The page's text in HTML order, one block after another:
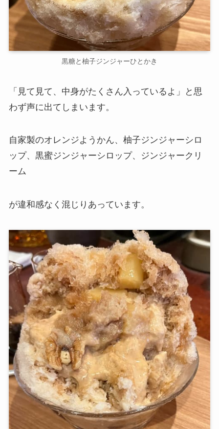
黒糖と柚子ジンジャーひとかき
「見て見て、中身がたくさん入っているよ」と思
わず声に出てしまいます。
自家製のオレンジようかん、柚子ジンジャーシロ
ップ、黒蜜ジンジャーシロップ、ジンジャークリ
ーム
が違和感なく混じりあっています。